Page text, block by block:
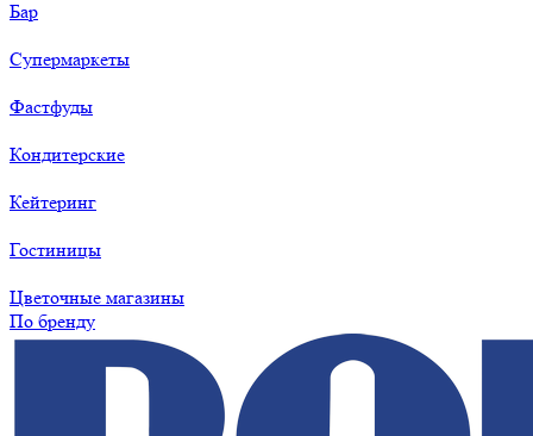
Бар
Супермаркеты
Фастфуды
Кондитерские
Кейтеринг
Гостиницы
Цветочные магазины
По бренду